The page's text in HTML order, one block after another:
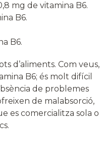
mg de vitamina B6.
B6.
B6.
d’aliments. Com veus,
B6; és molt difícil
de problemes
de malabsorció,
es comercialitza sola o